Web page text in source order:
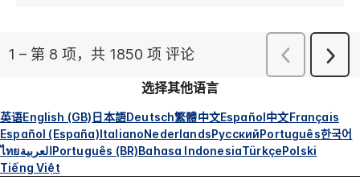
选择其他语言
英语English (GB)日本語Deutsch繁體中文Español中文Français
Español (España)ItalianoNederlandsРусскийPortuguês한국어
ไทยالعربيةPortuguês (BR)Bahasa IndonesiaTürkçePolski
Tiếng Việt